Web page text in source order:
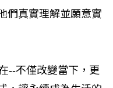
們真實理解並願意實
--不僅改變當下，更